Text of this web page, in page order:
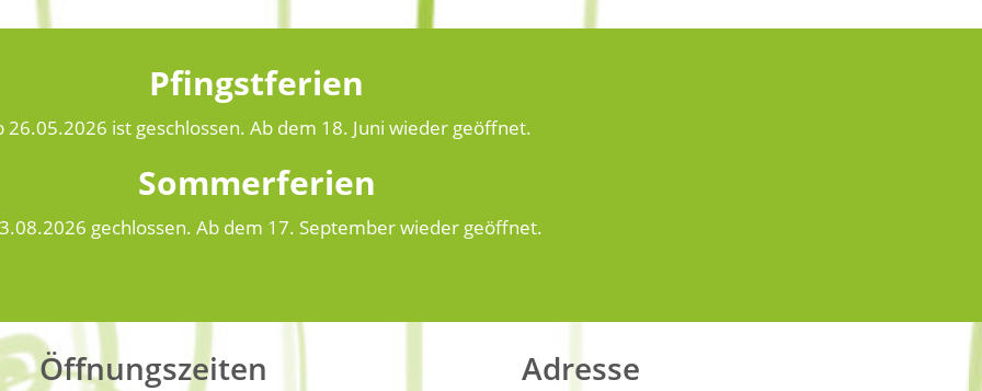
Pfingstferien
26.05.2026 ist geschlossen. Ab dem 18. Juni wieder geöffnet.
Sommerferien
gechlossen. Ab dem 17. September wieder geöffnet.
Öffnungszeiten Adresse